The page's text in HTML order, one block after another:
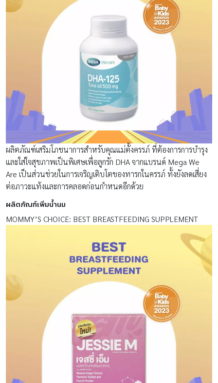
ผลิตภัณฑ์เสริมโภชนาการสำหรับคุณแม่ตั้งครรภ์ ที่ต้องการการบำรุง
และใส่ใจสุขภาพเป็นพิเศษเพื่อลูกรัก DHA จากแบรนด์ Mega We
Are เป็นส่วนช่วยในการเจริญเติบโตของทารกในครรภ์ ทั้งยังลดเสี่ยง
ต่อภาวะแท้งและการคลอดก่อนกำหนดอีกด้วย
ผลิตภัณฑ์เพิ่มน้ำนม
MOMMY’S CHOICE: BEST BREASTFEEDING SUPPLEMENT